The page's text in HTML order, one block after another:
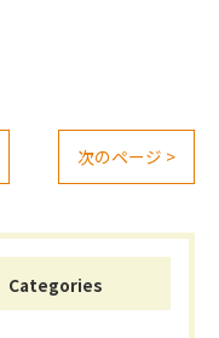
次のページ >
Categories